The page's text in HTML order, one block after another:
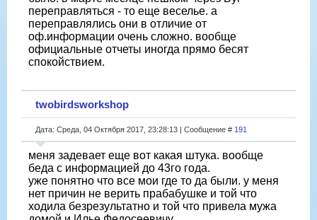
переправляться - то еще веселье. а
переправлялись они в отличие от
оф.информации очень сложно. вообще
официальные отчеты иногда прямо бесят
спокойствием.
twobirdsworkshop
Дата: Среда, 04 Октября 2017, 23:28:13 | Сообщение # 191
меня задевает еще вот какая штука. вообще
беда с информацией до 43го года.
уже понятно что все мои где то да были. у меня
нет причин не верить прабабушке и той что
ходила безрезультатно и той что привела мужа